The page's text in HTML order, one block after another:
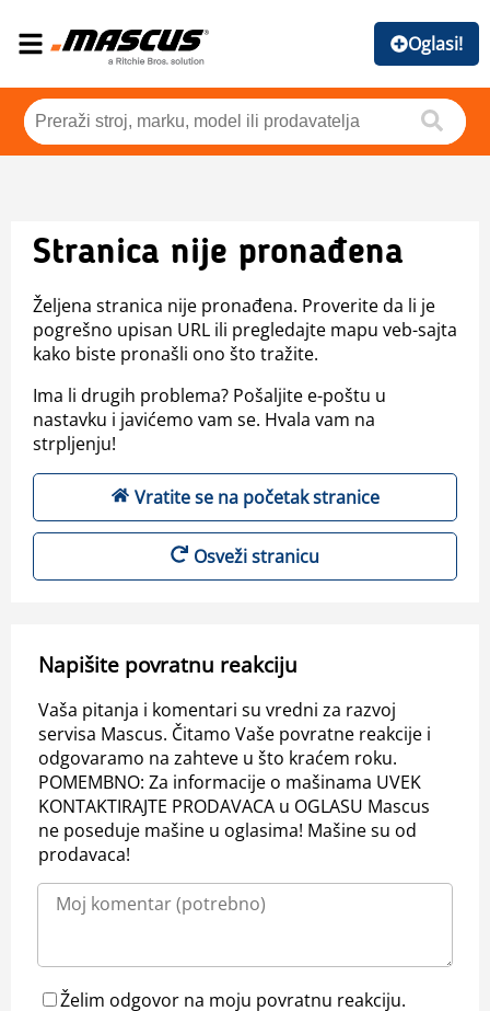
Oglasi!
Stranica nije pronađena
Željena stranica nije pronađena. Proverite da li je
pogrešno upisan URL ili pregledajte mapu veb-sajta
kako biste pronašli ono što tražite.
Ima li drugih problema? Pošaljite e-poštu u
nastavku i javićemo vam se. Hvala vam na
strpljenju!
Vratite se na početak stranice
Osveži stranicu
Napišite povratnu reakciju
Vaša pitanja i komentari su vredni za razvoj
servisa Mascus. Čitamo Vaše povratne reakcije i
odgovaramo na zahteve u što kraćem roku.
POMEMBNO: Za informacije o mašinama UVEK
KONTAKTIRAJTE PRODAVACA u OGLASU Mascus
ne poseduje mašine u oglasima! Mašine su od
prodavaca!
Želim odgovor na moju povratnu reakciju.